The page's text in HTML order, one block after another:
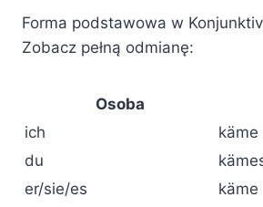
Forma podstawowa w
Zobacz pełną odmianę:
Osoba
ich
käme
du
er/sie/es
käme